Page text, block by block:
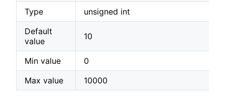
Type
unsigned int
Default
value
10
Min value
0
Max value
10000